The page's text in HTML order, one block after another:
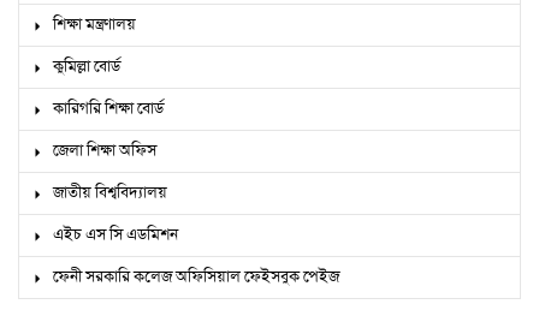
শিক্ষা মন্ত্রণালয়
কুমিল্লা বোর্ড
কারিগরি শিক্ষা বোর্ড
জেলা শিক্ষা অফিস
জাতীয় বিশ্ববিদ্যালয়
এইচ এস সি এডমিশন
ফেনী সরকারি কলেজ অফিসিয়াল ফেইসবুক পেইজ